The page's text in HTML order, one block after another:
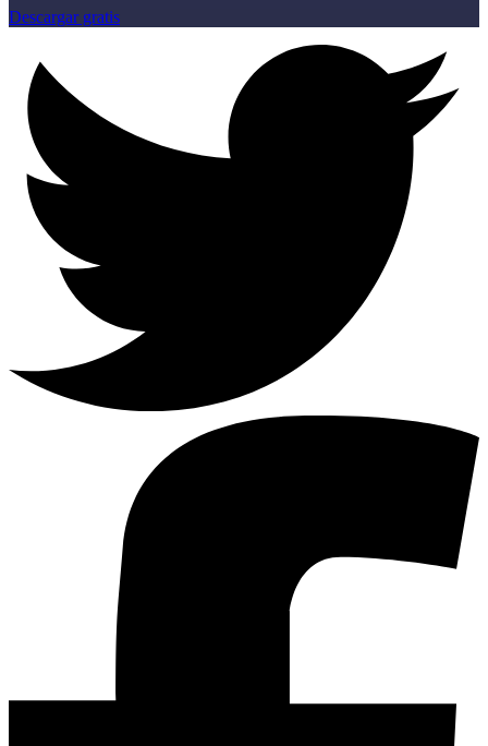
Descargar gratis